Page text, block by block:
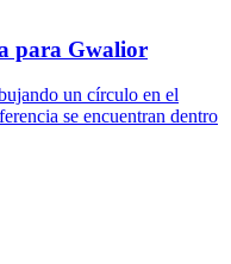
para Gwalior
un círculo en el
se encuentran dentro